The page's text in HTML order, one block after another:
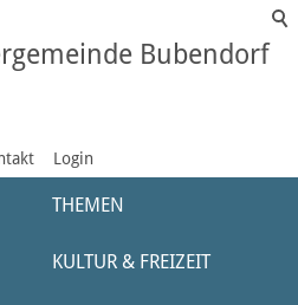
Bubendorf
Login
THEMEN
KULTUR & FREIZEIT